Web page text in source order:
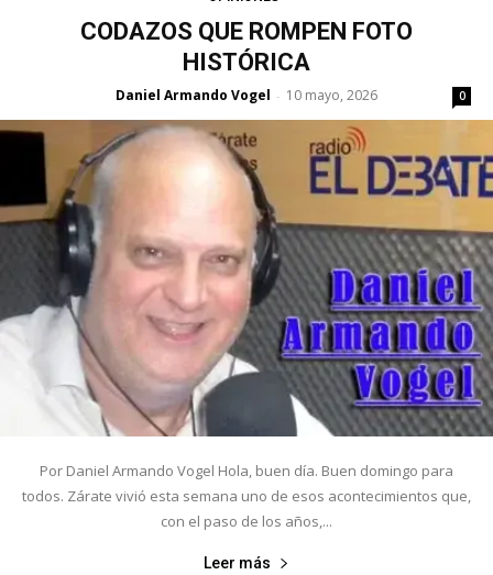
CODAZOS QUE ROMPEN FOTO
HISTÓRICA
Daniel Armando Vogel - 10 mayo, 2026 0
Por Daniel Armando Vogel Hola, buen día. Buen domingo para
todos. Zárate vivió esta semana uno de esos acontecimientos que,
con el paso de los años,...
Leer más